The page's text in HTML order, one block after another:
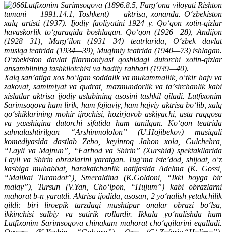
Lutfixonim Sarimsoqova (1896.8.5, Fargʻona viloyati Rishton
tumani — 1991.14.1, Toshkent) — aktrisa, xonanda. Oʻzbekiston
xalq artisti (1937). Ijodiy faoliyatini 1924 y. Qoʻqon xotin-qizlar
havaskorlik toʻgaragida boshlagan. Qoʻqon (1926—28), Andijon
(1928—31), Margʻilon (1931—34) teatrlarida, Oʻzbek davlat
musiqa teatrida (1934—39), Muqimiy teatrida (1940—73) ishlagan.
Oʻzbekiston davlat filarmoniyasi qoshidagi dutorchi xotin-qizlar
ansamblining tashkilotchisi va badiiy rahbari (1939—40).
Xalq sanʼatiga xos boʻlgan soddalik va mukammallik, oʻtkir hajv va
zakovat, samimiyat va qudrat, mazmundorlik va taʼsirchanlik kabi
xislatlar aktrisa ijodiy uslubining asosini tashkil qiladi. Lutfixonim
Sarimsoqova ham lirik, ham fojiaviy, ham hajviy aktrisa boʻlib, xalq
qoʻshiklarining mohir ijrochisi, hozirjavob askiyachi, usta raqqosa
va yaxshigina dutorchi sifatida ham tanilgan. Koʻqon teatrida
sahnalashtirilgan “Arshinmololon” (U.Hojibekov) musiqali
komediyasida dastlab Zebo, keyinroq Jahon xola, Gulchehra,
“Layli va Majnun”, “Farhod va Shirin” (Xurshid) spektakllarida
Layli va Shirin obrazlarini yaratgan. Tugʻma isteʼdod, shijoat, oʻz
kasbiga muhabbat, harakatchanlik natijasida Adelma (K. Gossi,
“Malikai Turandot”), Smeraldina (K.Goldoni, “Ikki boyga bir
malay”), Tursun (V.Yan, Choʻlpon, “Hujum”) kabi obrazlarni
mahorat b-n yaratdi. Aktrisa ijodida, asosan, 2 yoʻnalish yetakchilik
qildi: biri liroepik tarzdagi mushtipar onalar obrazi boʻlsa,
ikkinchisi salbiy va satirik rollardir. Ikkala yoʻnalishda ham
Lutfixonim Sarimsoqova chinakam mahorat choʻqqilarini egalladi.